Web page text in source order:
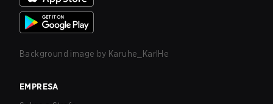
Background image by Karuhe_KarlHe
EMPRESA